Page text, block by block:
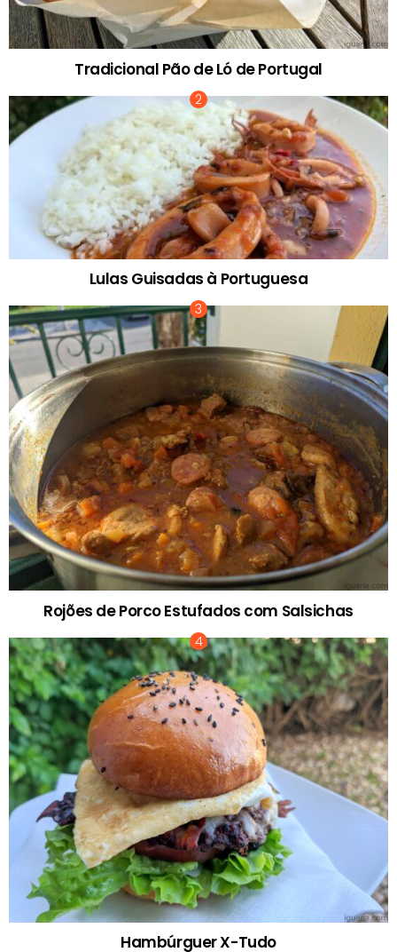
Tradicional Pão de Ló de Portugal
Lulas Guisadas à Portuguesa
Rojões de Porco Estufados com Salsichas
Hambúrguer X-Tudo